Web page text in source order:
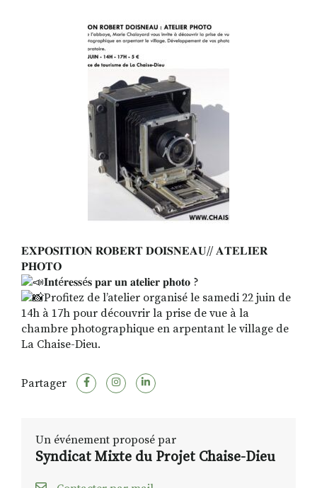
S'INSCRIRE À LA NEWSLETTER
FACEBOOKINSTAGRAMLINKEDINYOUTUBE
𝐄𝐗𝐏𝐎𝐒𝐈𝐓𝐈𝐎𝐍 𝐑𝐎𝐁𝐄𝐑𝐓 𝐃𝐎𝐈𝐒𝐍𝐄𝐀𝐔// 𝐀𝐓𝐄𝐋𝐈𝐄𝐑
𝐏𝐇𝐎𝐓𝐎
𝐈𝐧𝐭é𝐫𝐞𝐬𝐬é𝐬 𝐩𝐚𝐫 𝐮𝐧 𝐚𝐭𝐞𝐥𝐢𝐞𝐫 𝐩𝐡𝐨𝐭𝐨 ?
Profitez de l’atelier organisé le samedi 22 juin de
14h à 17h pour découvrir la prise de vue à la
chambre photographique en arpentant le village de
La Chaise-Dieu.
Partager
Un événement proposé par
Syndicat Mixte du Projet Chaise-Dieu